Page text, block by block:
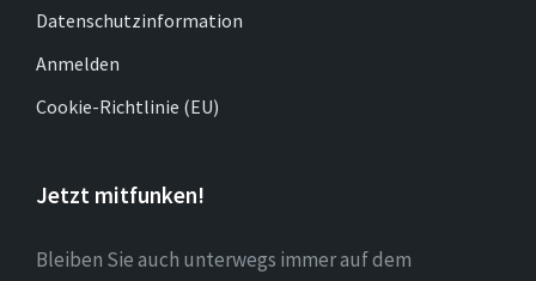
Datenschutzinformation
Anmelden
Cookie-Richtlinie (EU)
Jetzt mitfunken!
Bleiben Sie auch unterwegs immer auf dem